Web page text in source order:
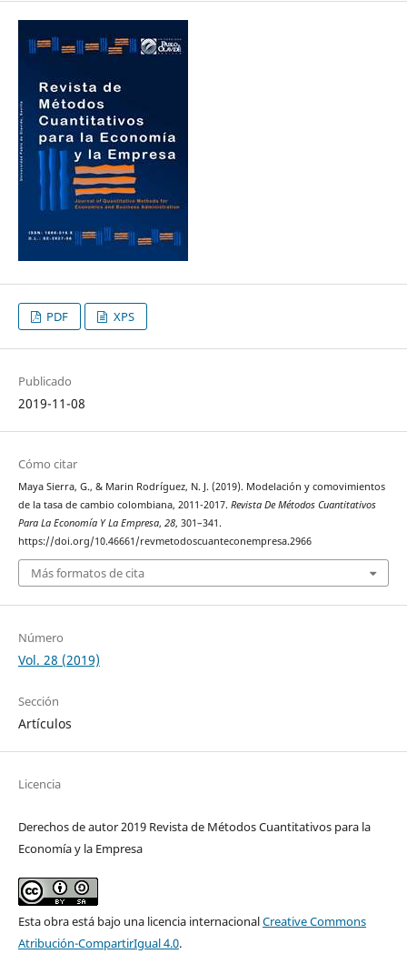
PDF XPS
Publicado
2019-11-08
Cómo citar
Maya Sierra, G., & Marin Rodríguez, N. J. (2019). Modelación y comovimientos
de la tasa de cambio colombiana, 2011-2017. Revista De Métodos Cuantitativos
Para La Economía Y La Empresa, 28, 301–341.
https://doi.org/10.46661/revmetodoscuanteconempresa.2966
Más formatos de cita
Número
Vol. 28 (2019)
Sección
Artículos
Licencia
Derechos de autor 2019 Revista de Métodos Cuantitativos para la
Economía y la Empresa
Esta obra está bajo una licencia internacionalCreative Commons
Atribución-CompartirIgual 4.0.